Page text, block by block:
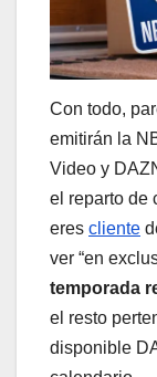
Con todo,
emitirán la
Video y
el reparto de
eres cliente
ver “en
temporada
el resto
disponible